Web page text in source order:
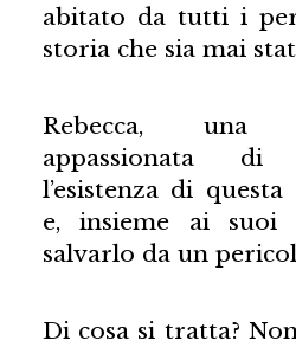
abitato da tutti i
storia che sia mai
Rebecca, una
appassionata
l’esistenza di
e, insieme ai suoi
salvarlo da un
Di cosa si tratta?